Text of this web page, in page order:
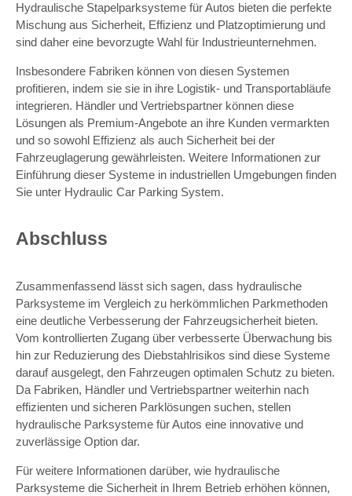
Hydraulische Stapelparksysteme für Autos bieten die perfekte
Mischung aus Sicherheit, Effizienz und Platzoptimierung und
sind daher eine bevorzugte Wahl für Industrieunternehmen.
Insbesondere Fabriken können von diesen Systemen
profitieren, indem sie sie in ihre Logistik- und Transportabläufe
integrieren. Händler und Vertriebspartner können diese
Lösungen als Premium-Angebote an ihre Kunden vermarkten
und so sowohl Effizienz als auch Sicherheit bei der
Fahrzeuglagerung gewährleisten. Weitere Informationen zur
Einführung dieser Systeme in industriellen Umgebungen finden
Sie unter Hydraulic Car Parking System.
Abschluss
Zusammenfassend lässt sich sagen, dass hydraulische
Parksysteme im Vergleich zu herkömmlichen Parkmethoden
eine deutliche Verbesserung der Fahrzeugsicherheit bieten.
Vom kontrollierten Zugang über verbesserte Überwachung bis
hin zur Reduzierung des Diebstahlrisikos sind diese Systeme
darauf ausgelegt, den Fahrzeugen optimalen Schutz zu bieten.
Da Fabriken, Händler und Vertriebspartner weiterhin nach
effizienten und sicheren Parklösungen suchen, stellen
hydraulische Parksysteme für Autos eine innovative und
zuverlässige Option dar.
Für weitere Informationen darüber, wie hydraulische
Parksysteme die Sicherheit in Ihrem Betrieb erhöhen können,